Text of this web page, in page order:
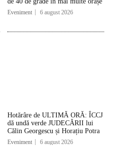
Eveniment 6 august 2026
Hotărâre de ULTIMĂ ORĂ: ÎCCJ
dă undă verde JUDECĂRII lui
Călin Georgescu și Horațiu Potra
Eveniment 6 august 2026